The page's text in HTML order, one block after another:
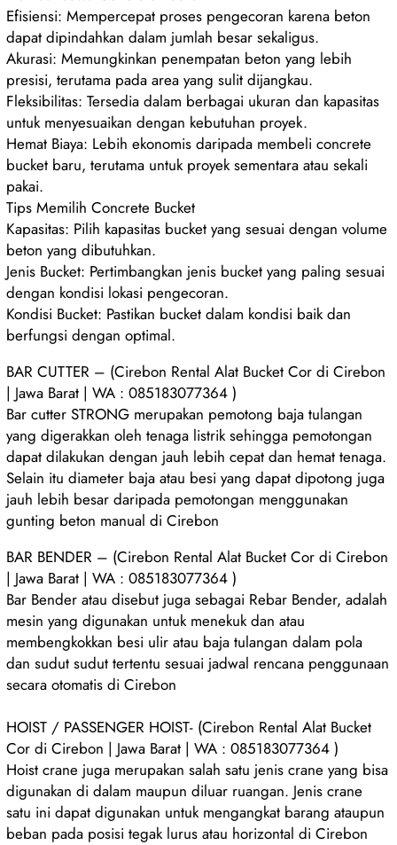
Efisiensi: Mempercepat proses pengecoran karena beton
dapat dipindahkan dalam jumlah besar sekaligus.
Akurasi: Memungkinkan penempatan beton yang lebih
presisi, terutama pada area yang sulit dijangkau.
Fleksibilitas: Tersedia dalam berbagai ukuran dan kapasitas
untuk menyesuaikan dengan kebutuhan proyek.
Hemat Biaya: Lebih ekonomis daripada membeli concrete
bucket baru, terutama untuk proyek sementara atau sekali
pakai.
Tips Memilih Concrete Bucket
Kapasitas: Pilih kapasitas bucket yang sesuai dengan volume
beton yang dibutuhkan.
Jenis Bucket: Pertimbangkan jenis bucket yang paling sesuai
dengan kondisi lokasi pengecoran.
Kondisi Bucket: Pastikan bucket dalam kondisi baik dan
berfungsi dengan optimal.
BAR CUTTER – (Cirebon Rental Alat Bucket Cor di Cirebon
| Jawa Barat | WA : 085183077364 )
Bar cutter STRONG merupakan pemotong baja tulangan
yang digerakkan oleh tenaga listrik sehingga pemotongan
dapat dilakukan dengan jauh lebih cepat dan hemat tenaga.
Selain itu diameter baja atau besi yang dapat dipotong juga
jauh lebih besar daripada pemotongan menggunakan
gunting beton manual di Cirebon
BAR BENDER – (Cirebon Rental Alat Bucket Cor di Cirebon
| Jawa Barat | WA : 085183077364 )
Bar Bender atau disebut juga sebagai Rebar Bender, adalah
mesin yang digunakan untuk menekuk dan atau
membengkokkan besi ulir atau baja tulangan dalam pola
dan sudut sudut tertentu sesuai jadwal rencana penggunaan
secara otomatis di Cirebon
HOIST / PASSENGER HOIST- (Cirebon Rental Alat Bucket
Cor di Cirebon | Jawa Barat | WA : 085183077364 )
Hoist crane juga merupakan salah satu jenis crane yang bisa
digunakan di dalam maupun diluar ruangan. Jenis crane
satu ini dapat digunakan untuk mengangkat barang ataupun
beban pada posisi tegak lurus atau horizontal di Cirebon